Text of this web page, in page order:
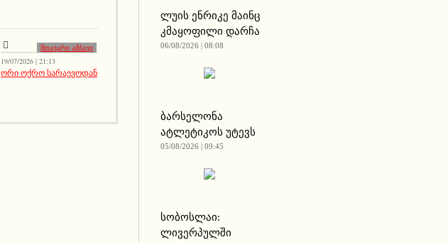
მთავარი ამბავი
19/07/2026 | 21:13
ორი ოქრო სარაევოდან
ლუის ენრიკე მაინც
კმაყოფილი დარჩა
06/08/2026 | 08:08
ბარსელონა
ატლეტიკოს უტევს
05/08/2026 | 09:45
სობოსლაი:
ლივერპულში